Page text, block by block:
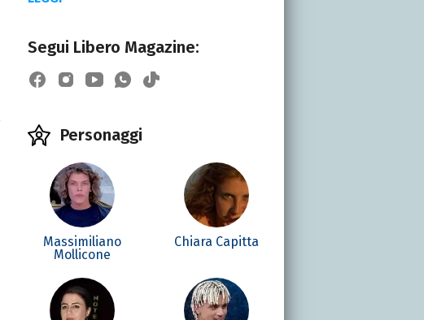
Segui Libero Magazine:
Personaggi
Massimiliano
Mollicone
Chiara Capitta